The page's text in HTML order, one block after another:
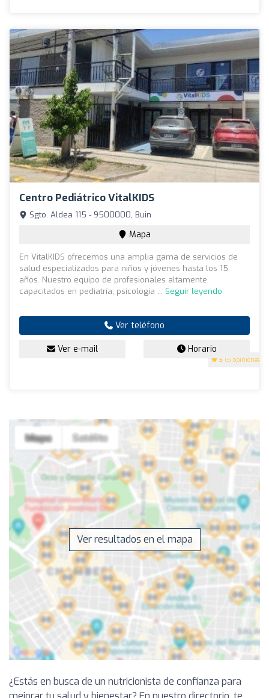
Centro Pediátrico VitalKIDS
5 (5 opiniones)
Sgto. Aldea 115 - 9500000, Buin
Mapa
En VitalKIDS ofrecemos una amplia gama de servicios de
salud especializados para niños y jóvenes hasta los 15
años. Nuestro equipo de profesionales altamente
capacitados en pediatría, psicología ... Seguir leyendo
Ver teléfono
Ver e-mail Horario
Ver resultados en el mapa
¿Estás en busca de un nutricionista de confianza para